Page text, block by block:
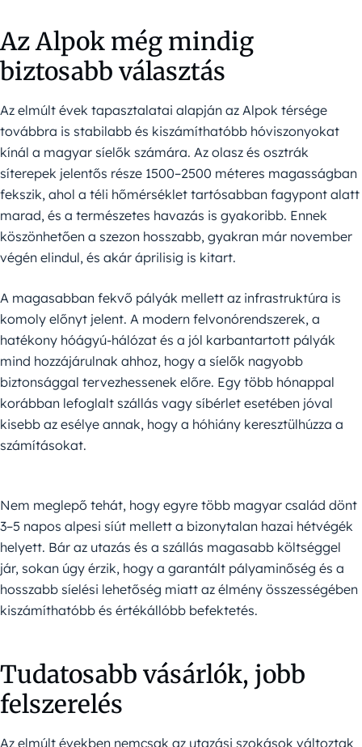
Az Alpok még mindig
biztosabb választás
Az elmúlt évek tapasztalatai alapján az Alpok térsége
továbbra is stabilabb és kiszámíthatóbb hóviszonyokat
kínál a magyar síelők számára. Az olasz és osztrák
síterepek jelentős része 1500–2500 méteres magasságban
fekszik, ahol a téli hőmérséklet tartósabban fagypont alatt
marad, és a természetes havazás is gyakoribb. Ennek
köszönhetően a szezon hosszabb, gyakran már november
végén elindul, és akár áprilisig is kitart.
A magasabban fekvő pályák mellett az infrastruktúra is
komoly előnyt jelent. A modern felvonórendszerek, a
hatékony hóágyú-hálózat és a jól karbantartott pályák
mind hozzájárulnak ahhoz, hogy a síelők nagyobb
biztonsággal tervezhessenek előre. Egy több hónappal
korábban lefoglalt szállás vagy síbérlet esetében jóval
kisebb az esélye annak, hogy a hóhiány keresztülhúzza a
számításokat.
Nem meglepő tehát, hogy egyre több magyar család dönt
3–5 napos alpesi síút mellett a bizonytalan hazai hétvégék
helyett. Bár az utazás és a szállás magasabb költséggel
jár, sokan úgy érzik, hogy a garantált pályaminőség és a
hosszabb síelési lehetőség miatt az élmény összességében
kiszámíthatóbb és értékállóbb befektetés.
Tudatosabb vásárlók, jobb
felszerelés
Az elmúlt években nemcsak az utazási szokások változtak